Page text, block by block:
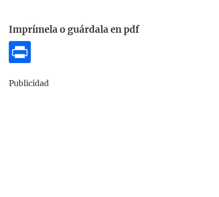
Imprímela o guárdala en pdf
Publicidad